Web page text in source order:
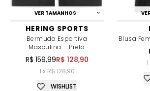
VER TAMANHOS
HERING SPORTS
Bermuda Esportiva
Masculina – Preto
R$ 159,99R$ 128,90
1 x R$ 128,90
WISHLIST
Blusa